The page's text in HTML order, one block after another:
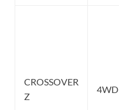
CROSSOVER
Z
4WD